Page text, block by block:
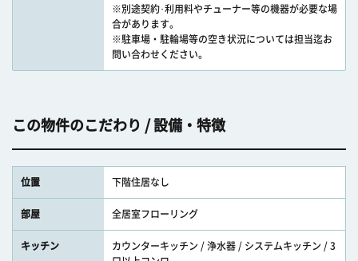
※別途契約･利用料やチューナー等の機器が必要な場
合があります。
※駐車場・駐輪場等の空き状況については担当迄お
問い合わせください。
この物件のこだわり / 設備・特徴
位置 下階住居なし
部屋 全居室フローリング
キッチン
カウンターキッチン / 浄水器 / システムキッチン / 3